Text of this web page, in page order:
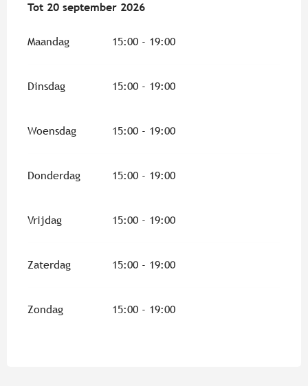
Vanaf4 juli 2026 tot20 september 2026
Tot 20 september 2026
Maandag 15:00 - 19:00
Dinsdag 15:00 - 19:00
Woensdag 15:00 - 19:00
Donderdag 15:00 - 19:00
Vrijdag 15:00 - 19:00
Zaterdag 15:00 - 19:00
Zondag 15:00 - 19:00